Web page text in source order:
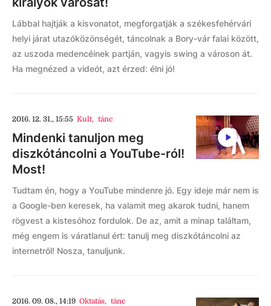
Lábbal hajtják a kisvonatot, megforgatják a székesfehérvári
helyi járat utazóközönségét, táncolnak a Bory-vár falai között,
az uszoda medencéinek partján, vagyis swing a városon át.
Ha megnézed a videót, azt érzed: élni jó!
2016. 12. 31., 15:55 Kult, tánc
Mindenki tanuljon meg
diszkótáncolni a YouTube-ról!
Most!
Tudtam én, hogy a YouTube mindenre jó. Egy ideje már nem is
a Google-ben keresek, ha valamit meg akarok tudni, hanem
rögvest a kistesóhoz fordulok. De az, amit a minap találtam,
még engem is váratlanul ért: tanulj meg diszkótáncolni az
internetről! Nosza, tanuljunk.
2016. 09. 08., 14:19 Oktatás, tánc